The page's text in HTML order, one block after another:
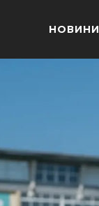
НОВИНИ